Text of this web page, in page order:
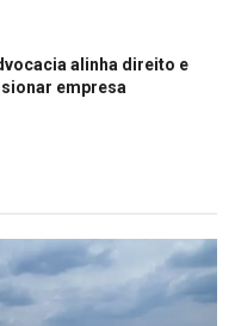
alinha direito e
empresa